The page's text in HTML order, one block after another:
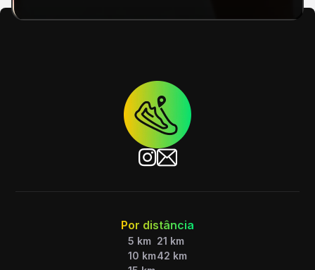
Por distância
5 km
10 km
21 km
42 km